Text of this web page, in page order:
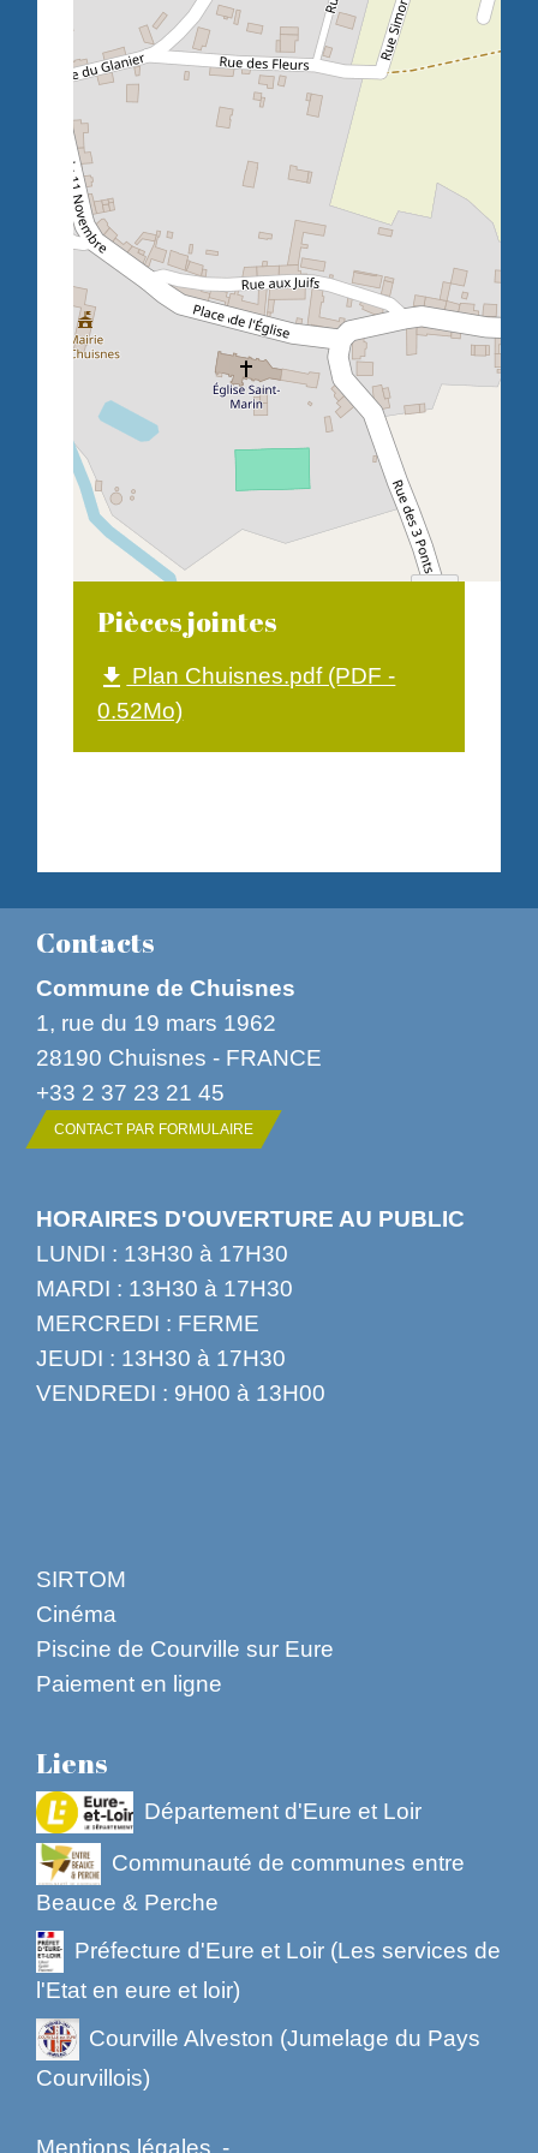
Pièces jointes
file_download Plan Chuisnes.pdf (PDF -
0.52Mo)
Contacts
Commune de Chuisnes
1, rue du 19 mars 1962
28190 Chuisnes - FRANCE
+33 2 37 23 21 45
CONTACT PAR FORMULAIRE
HORAIRES D'OUVERTURE AU PUBLIC
LUNDI : 13H30 à 17H30
MARDI : 13H30 à 17H30
MERCREDI : FERME
JEUDI : 13H30 à 17H30
VENDREDI : 9H00 à 13H00
SIRTOM
Cinéma
Piscine de Courville sur Eure
Paiement en ligne
Liens
Département d'Eure et Loir
Communauté de communes entre
Beauce & Perche
Préfecture d'Eure et Loir (Les services de
l'Etat en eure et loir)
Courville Alveston (Jumelage du Pays
Courvillois)
Mentions légales -